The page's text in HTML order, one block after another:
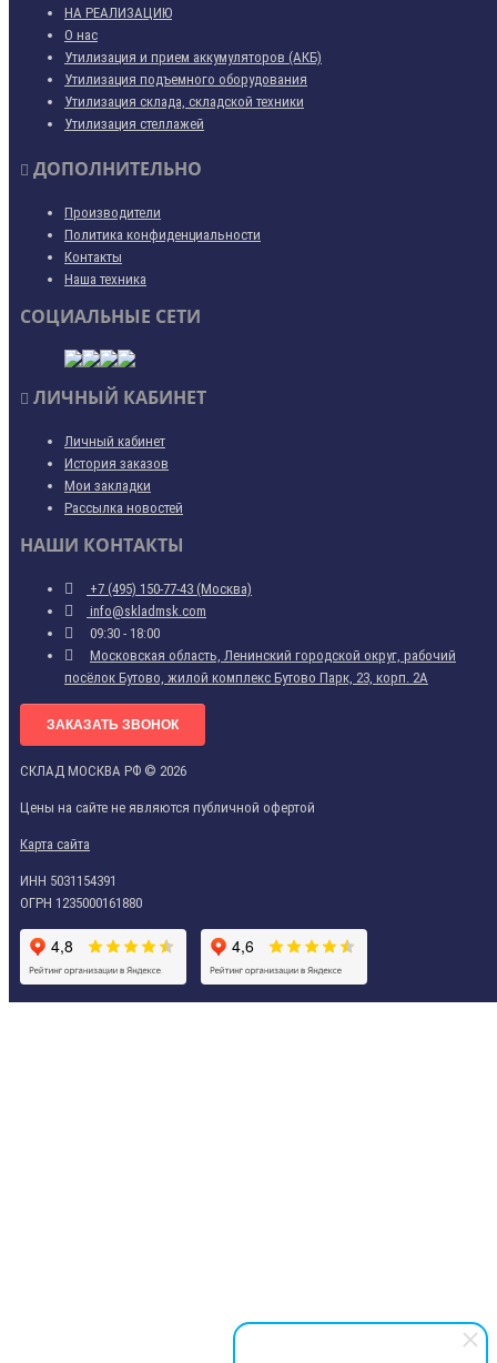
НА РЕАЛИЗАЦИЮ
О нас
Утилизация и прием аккумуляторов (АКБ)
Утилизация подъемного оборудования
Утилизация склада, складской техники
Утилизация стеллажей
ДОПОЛНИТЕЛЬНО
Производители
Политика конфиденциальности
Контакты
Наша техника
СОЦИАЛЬНЫЕ СЕТИ
ЛИЧНЫЙ КАБИНЕТ
Личный кабинет
История заказов
Мои закладки
Рассылка новостей
НАШИ КОНТАКТЫ
+7 (495) 150-77-43 (Москва)
info@skladmsk.com
09:30 - 18:00
Московская область, Ленинский городской округ, рабочий
посёлок Бутово, жилой комплекс Бутово Парк, 23, корп. 2А
ЗАКАЗАТЬ ЗВОНОК
СКЛАД МОСКВА РФ © 2026
Цены на сайте не являются публичной офертой
Карта сайта
ИНН 5031154391
ОГРН 1235000161880